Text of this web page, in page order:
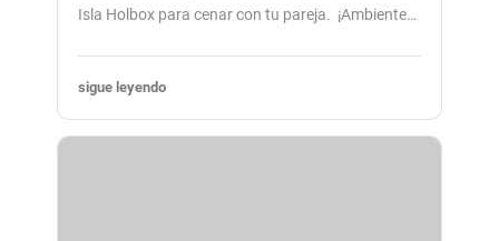
Isla Holbox para cenar con tu pareja. ️ ¡Ambiente…
sigue leyendo